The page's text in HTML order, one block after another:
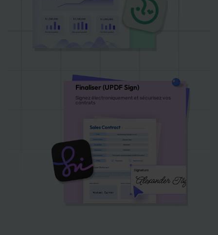
Finaliser (UPDF Sign)
Signez électroniquement et sécurisez vos
contrats